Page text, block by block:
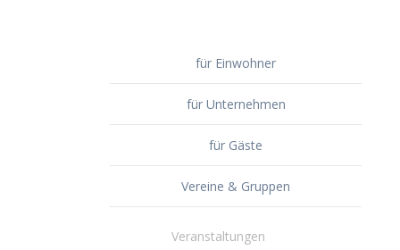
für Einwohner
für Unternehmen
für Gäste
Vereine & Gruppen
Veranstaltungen